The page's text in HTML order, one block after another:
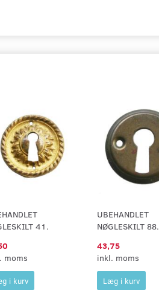
41.
moms
i kurv
UBEHANDLET
NØGLESKILT 88.
43,75
inkl. moms
Læg i kurv